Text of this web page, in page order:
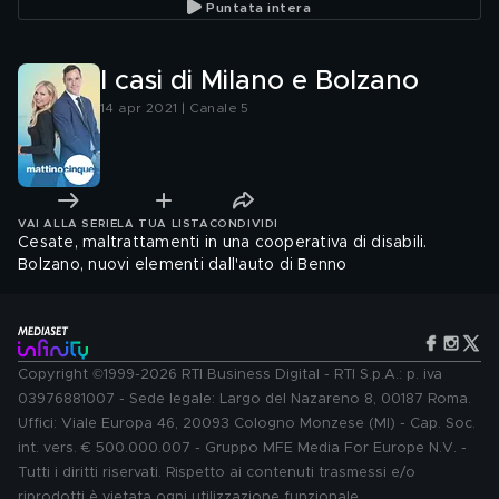
Puntata intera
I casi di Milano e Bolzano
14 apr 2021 | Canale 5
VAI ALLA SERIE LA TUA LISTA CONDIVIDI
Cesate, maltrattamenti in una cooperativa di disabili.
Bolzano, nuovi elementi dall'auto di Benno
Copyright ©1999-2026 RTI Business Digital - RTI S.p.A.: p. iva
03976881007 - Sede legale: Largo del Nazareno 8, 00187 Roma.
Uffici: Viale Europa 46, 20093 Cologno Monzese (MI) - Cap. Soc.
int. vers. € 500.000.007 - Gruppo MFE Media For Europe N.V. -
Tutti i diritti riservati. Rispetto ai contenuti trasmessi e/o